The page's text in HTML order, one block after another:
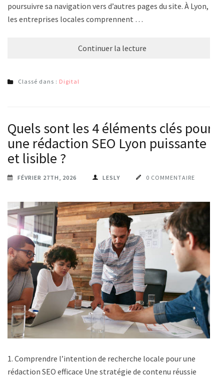
poursuivre sa navigation vers d’autres pages du site. À Lyon,
les entreprises locales comprennent …
Continuer la lecture
Classé dans : Digital
Quels sont les 4 éléments clés pour
une rédaction SEO Lyon puissante
et lisible ?
FÉVRIER 27TH, 2026 LESLY 0 COMMENTAIRE
1. Comprendre l’intention de recherche locale pour une
rédaction SEO efficace Une stratégie de contenu réussie